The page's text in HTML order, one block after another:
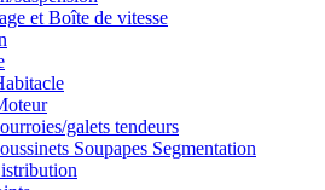
et Boîte de vitesse
galets tendeurs
Soupapes Segmentation